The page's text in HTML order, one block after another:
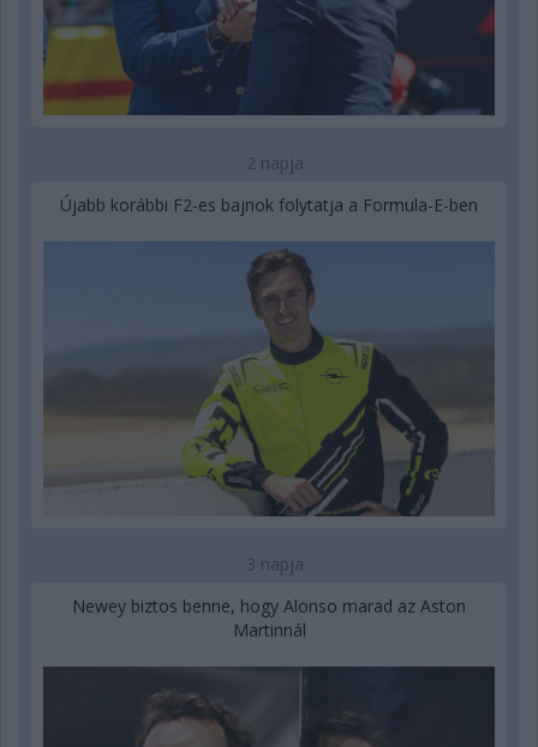
2 napja
Újabb korábbi F2-es bajnok folytatja a Formula-E-ben
3 napja
Newey biztos benne, hogy Alonso marad az Aston
Martinnál